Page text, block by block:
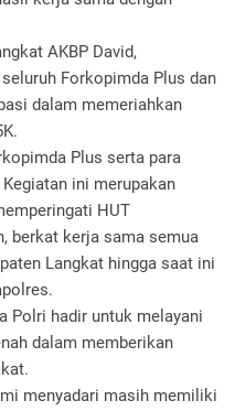
AKBP David,
Forkopimda Plus dan
dalam memeriahkan
Plus serta para
ini merupakan
HUT
berkat kerja sama semua
Langkat hingga saat ini
Polri hadir untuk melayani
dalam memberikan
menyadari masih memiliki